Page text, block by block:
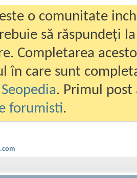
este o comunitate
să răspundeți
Completarea
în care sunt
. Primul
forumisti.